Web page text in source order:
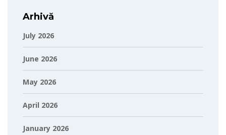
Arhivă
July 2026
June 2026
May 2026
April 2026
January 2026